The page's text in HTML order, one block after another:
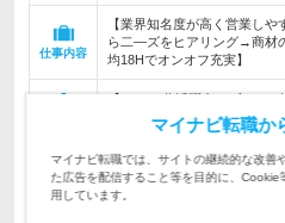
仕事内容
【業界知名度が高く営業し
ら二―ズをヒアリング→商材
均18Hでオンオフ充実】
【20～30代活躍中★ブラン
業経験のある方（業界・経験
職金など、福利厚生も充実】
企業データ
設立：1967年11月／従業員数：2,250人／本
マイナビ転職か
マイナビ転職では、サイトの継続的な改善
た広告を配信すること等を目的に、Cookie
用しています。